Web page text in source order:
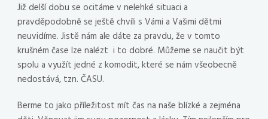
Již delší dobu se ocitáme v nelehké situaci a
pravděpodobně se ještě chvíli s Vámi a Vašimi dětmi
neuvidíme. Jistě nám ale dáte za pravdu, že v tomto
krušném čase lze nalézt i to dobré. Můžeme se naučit být
spolu a využít jedné z komodit, které se nám všeobecně
nedostává, tzn. ČASU.
Berme to jako příležitost mít čas na naše blízké a zejména